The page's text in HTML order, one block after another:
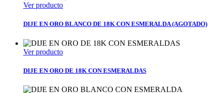
Ver producto
DIJE EN ORO BLANCO DE 18K CON ESMERALDA (AGOTADO)
Ver producto
DIJE EN ORO DE 18K CON ESMERALDAS